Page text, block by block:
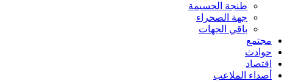
طنجة الحسيمة
جهة الصحراء
باقي الجهات
مجتمع
حوادث
اقتصاد
أصداء الملاعب